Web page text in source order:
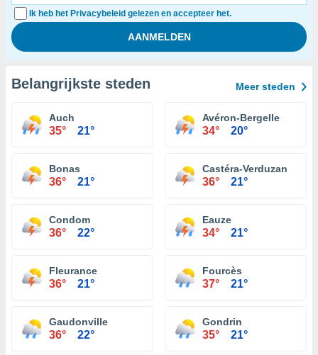
Ik heb het Privacybeleid gelezen en accepteer het.
Belangrijkste steden Meer steden
Auch
35° 21°
Avéron-Bergelle
34° 20°
Bonas
36° 21°
Castéra-Verduzan
36° 21°
Condom
36° 22°
Eauze
34° 21°
Fleurance
36° 21°
Fourcès
37° 21°
Gaudonville
36° 22°
Gondrin
35° 21°